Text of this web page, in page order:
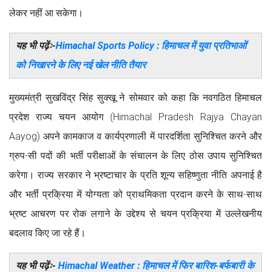
लेकर नहीं आ सकेगा।
यह भी पढ़ेंः-Himachal Sports Policy : हिमाचल में युवा प्रतिभाओं
को निखारने के लिए नई खेल नीति तैयार
मुख्यमंत्री सुखविंद्र सिंह सुक्खू ने सोमवार को कहा कि नवगठित हिमाचल
प्रदेश राज्य चयन आयोग (Himachal Pradesh Rajya Chayan
Aayog) अपने कामकाज व कार्यप्रणाली में पारदर्शिता सुनिश्चित करने और
ग्रुप-सी पदों की भर्ती परीक्षाओं के संचालन के लिए ठोस उपाय सुनिश्चित
करेगा। राज्य सरकार ने भ्रष्टाचार के प्रति शून्य सहिष्णुता नीति अपनाई है
और भर्ती प्रक्रिया में योग्यता को प्राथमिकता प्रदान करने के साथ-साथ
भ्रष्ट आचरण पर रोक लगाने के उद्देश्य से चयन प्रक्रिया में उल्लेखनीय
बदलाव किए जा रहे हैं।
यह भी पढ़ेंः- Himachal Weather : हिमाचल में फिर बारिश-बर्फबारी के